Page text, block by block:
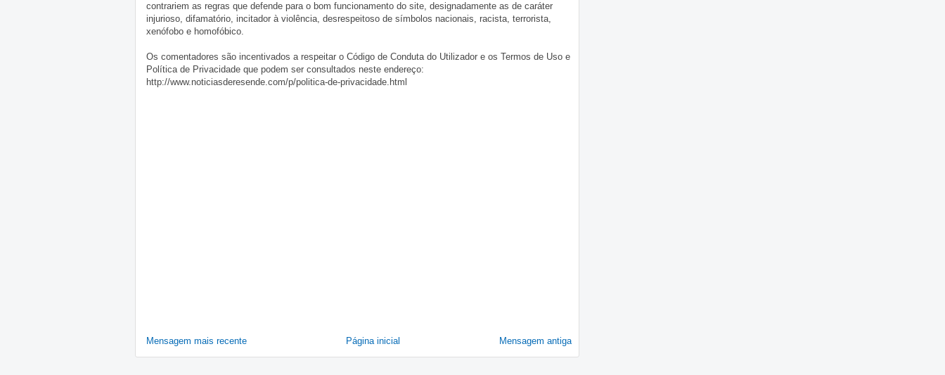
contrariem as regras que defende para o bom funcionamento do site, designadamente as de caráter
injurioso, difamatório, incitador à violência, desrespeitoso de símbolos nacionais, racista, terrorista,
xenófobo e homofóbico.
Os comentadores são incentivados a respeitar o Código de Conduta do Utilizador e os Termos de Uso e
Política de Privacidade que podem ser consultados neste endereço:
http://www.noticiasderesende.com/p/politica-de-privacidade.html
Mensagem mais recente Mensagem antiga
Página inicial